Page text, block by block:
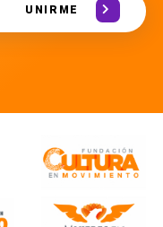
UNIRME